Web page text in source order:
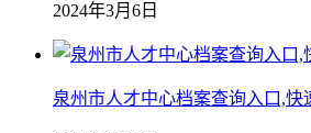
2024年3月6日
泉州市人才中心档案查询入口,快